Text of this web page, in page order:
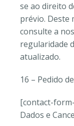
se ao direito
prévio. Deste
consulte a
regularidade
atualizado.
16 – Pedido
[contact-form-
Dados e